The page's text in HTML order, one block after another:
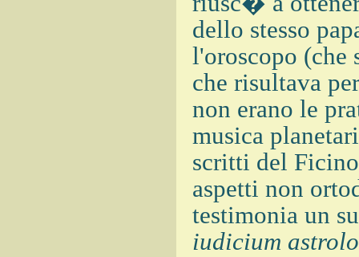
dello stesso
l'oroscopo
che risultava
non erano le
musica
scritti del
aspetti non
testimonia un
iudicium